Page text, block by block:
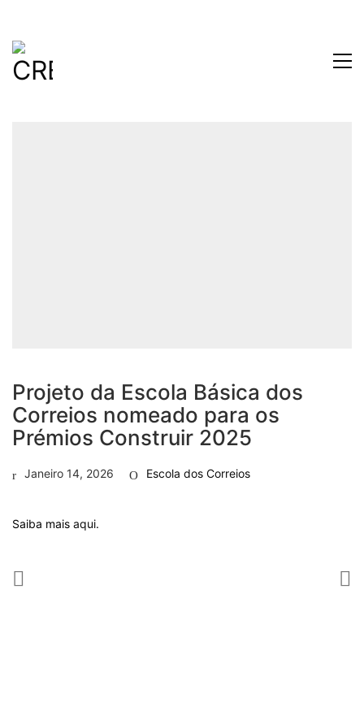
Projeto da Escola Básica dos
Correios nomeado para os
Prémios Construir 2025
Janeiro 14, 2026 Escola dos Correios
Saiba mais aqui.